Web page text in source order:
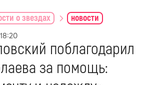
о звездах новости
18:20
поблагодарил
за помощь: